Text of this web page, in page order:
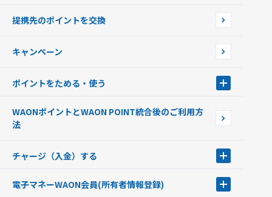
インターネット上でのお買い物について（ネット決済）
店舗検索
イオン銀行ATM設置場所
提携先のポイントを交換
キャンペーン
ポイントをためる・使う
ポイントの有効期限について
WAONポイントとWAON POINT統合後のご利用方
法
チャージ（入金）する
現金でチャージする
電子マネーWAON会員(所有者情報登録)